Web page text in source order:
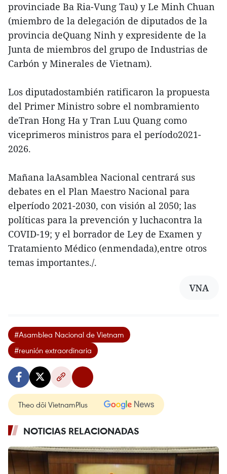
provinciade Ba Ria-Vung Tau) y Le Minh Chuan
(miembro de la delegación de diputados de la
provincia deQuang Ninh y expresidente de la
Junta de miembros del grupo de Industrias de
Carbón y Minerales de Vietnam).
Los diputadostambién ratificaron la propuesta
del Primer Ministro sobre el nombramiento
deTran Hong Ha y Tran Luu Quang como
viceprimeros ministros para el período2021-
2026.
Mañana laAsamblea Nacional centrará sus
debates en el Plan Maestro Nacional para
elperíodo 2021-2030, con visión al 2050; las
políticas para la prevención y luchacontra la
COVID-19; y el borrador de Ley de Examen y
Tratamiento Médico (enmendada),entre otros
temas importantes./.
VNA
#Asamblea Nacional de Vietnam
#reunión extraordinaria
Theo dõi VietnamPlus
NOTICIAS RELACIONADAS